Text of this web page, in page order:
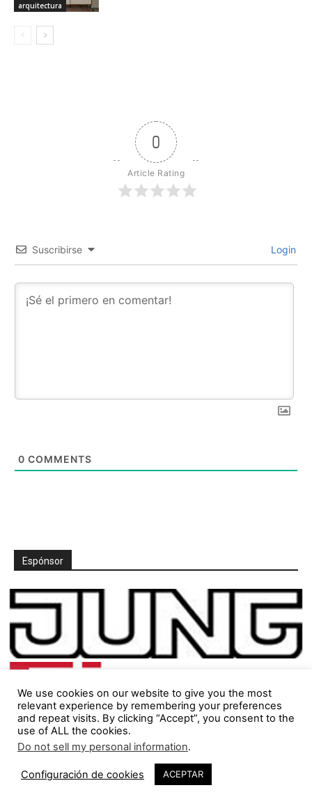
arquitectura
0
Article Rating
Suscribirse Login
0 COMMENTS
Espónsor
We use cookies on our website to give you the most
relevant experience by remembering your preferences
and repeat visits. By clicking “Accept”, you consent to the
use of ALL the cookies.
Do not sell my personal information.
Configuración de cookies ACEPTAR